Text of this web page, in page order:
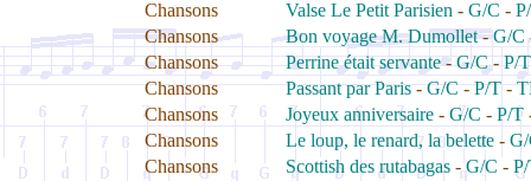
Chansons Valse Le Petit Parisien - G/C -
Chansons
Bon voyage M. Dumollet-G/C
Chansons
Perrine était servante-G/C-P/T
Chansons
Passant par Paris-G/C-P/T-
Chansons
Joyeux anniversaire - G/C - P/T
Chansons
Le loup, le renard, la belette -
Chansons
Scottish des rutabagas -G/C -